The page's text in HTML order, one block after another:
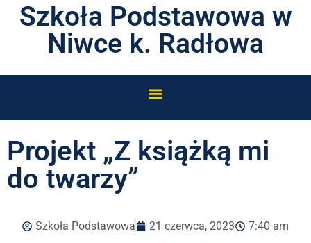
Szkoła Podstawowa w
Niwce k. Radłowa
Projekt „Z książką mi
do twarzy”
Szkoła Podstawowa 21 czerwca, 2023 7:40 am